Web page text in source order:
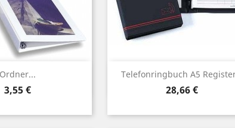
Ordner...
Preis
3,55 €
Vorschau Telefonringbuch A5
Preis
28,66 €
Vorschau